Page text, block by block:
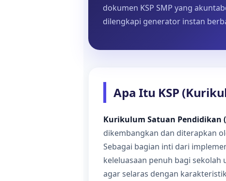
dokumen KSP SMP yang
dilengkapi generator instan
Apa Itu KSP
Kurikulum Satuan Pendidikan
dikembangkan dan diterapkan
Sebagai bagian inti dari
keleluasaan penuh bagi
agar selaras dengan